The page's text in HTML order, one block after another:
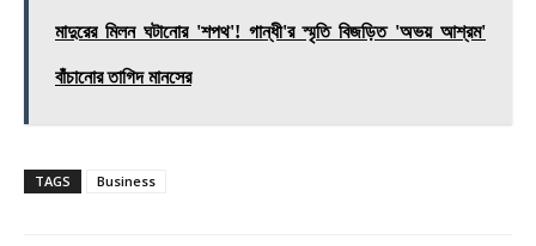
মাদুরের মিলন ঘটানোর 'শপথ'! গান্ধী'র স্মৃতি বিজড়িত 'অভয় আশ্রম'
বাঁচানোর তাগিদ মানসের
TAGS Business